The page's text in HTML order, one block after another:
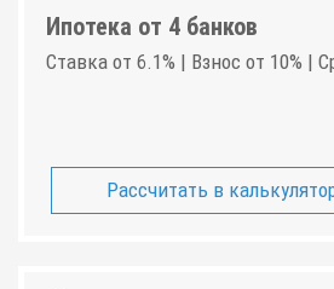
Ипотека от 4 банков
Ставка от 6.1% | Взнос от 10% |
Рассчитать в